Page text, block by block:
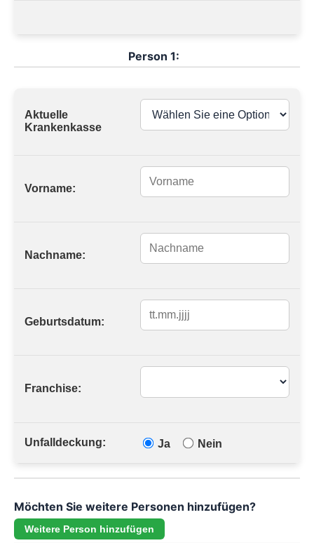
Person 1:
Aktuelle
Krankenkasse
Vorname:
Nachname:
Geburtsdatum:
Franchise:
Unfalldeckung: Ja Nein
Möchten Sie weitere Personen hinzufügen?
Weitere Person hinzufügen